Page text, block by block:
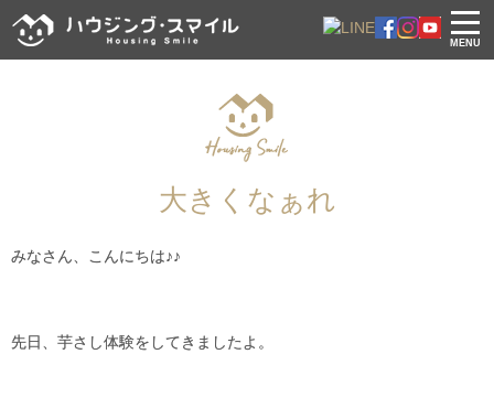
MENU
大きくなぁれ
みなさん、こんにちは♪♪
先日、芋さし体験をしてきましたよ。